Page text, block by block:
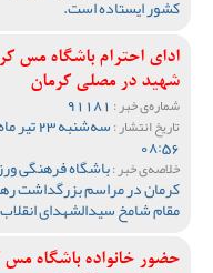
کشور ایستاده است.
ادای احترام باشگاه مس
شهید در مصلی کرمان
شماره‌ی خبر :
تاریخ انتشار :
08:56
خلاصه‌ی خبر :باشگاه فرهنگی
کرمان در مراسم بزرگداشت
مقام شامخ سیدالشهدای
حضور خانواده باشگاه